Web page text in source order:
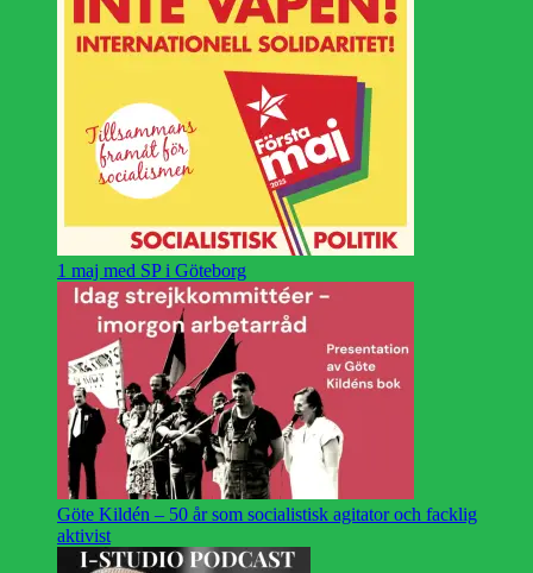
1 maj med SP i Göteborg
Göte Kildén – 50 år som socialistisk agitator och facklig
aktivist